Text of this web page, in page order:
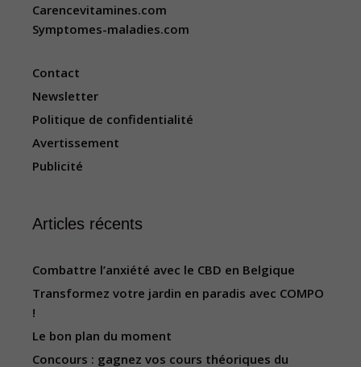
Carencevitamines.com
Symptomes-maladies.com
Contact
Newsletter
Politique de confidentialité
Avertissement
Publicité
Articles récents
Combattre l’anxiété avec le CBD en Belgique
Transformez votre jardin en paradis avec COMPO
!
Le bon plan du moment
Concours : gagnez vos cours théoriques du